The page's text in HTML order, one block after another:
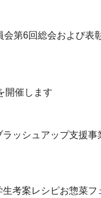
第6回総会および表
開催します
ッシュアップ支援事
考案レシピお惣菜フ